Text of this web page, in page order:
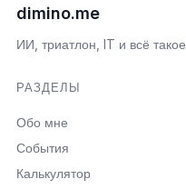
dimino.me
ИИ, триатлон, IT и всё такое
РАЗДЕЛЫ
Обо мне
События
Калькулятор